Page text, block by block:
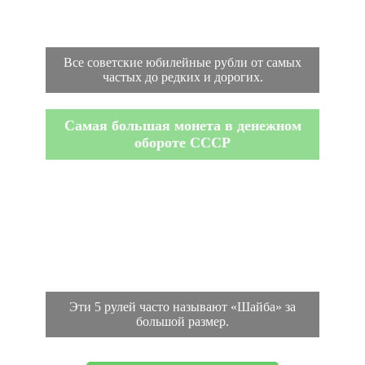
Все советские юбилейные рубли от самых
частых до редких и дорогих.
Самая большая монета в денежном
обороте СССР
Эти 5 рулей часто называют «Шайба» за
большой размер.